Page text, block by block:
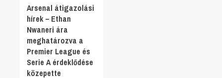
Arsenal átigazolási
hírek – Ethan
Nwaneri ára
meghatározva a
Premier League és
Serie A érdeklődése
közepette